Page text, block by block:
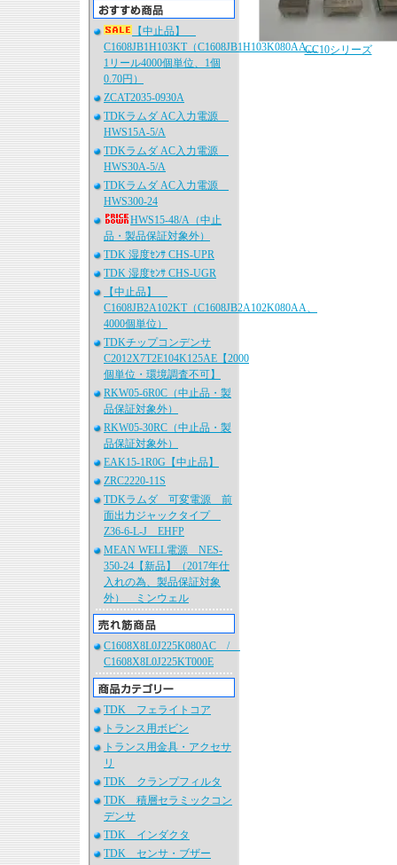
【中止品】
C1608JB1H103KT（C1608JB1H103K080AA、
1リール4000個単位、1個
0.70円）
ZCAT2035-0930A
TDKラムダ AC入力電源
HWS15A-5/A
TDKラムダ AC入力電源
HWS30A-5/A
TDKラムダ AC入力電源
HWS300-24
HWS15-48/A（中止
品・製品保証対象外）
TDK 湿度ｾﾝｻ CHS-UPR
TDK 湿度ｾﾝｻ CHS-UGR
【中止品】
C1608JB2A102KT（C1608JB2A102K080AA、
4000個単位）
TDKチップコンデンサ
C2012X7T2E104K125AE【2000
個単位・環境調査不可】
RKW05-6R0C（中止品・製
品保証対象外）
RKW05-30RC（中止品・製
品保証対象外）
EAK15-1R0G【中止品】
ZRC2220-11S
TDKラムダ 可変電源 前
面出力ジャックタイプ
Z36-6-L-J EHFP
MEAN WELL電源 NES-
350-24【新品】（2017年仕
入れの為、製品保証対象
外） ミンウェル
C1608X8L0J225K080AC /
C1608X8L0J225KT000E
TDK フェライトコア
トランス用ボビン
トランス用金具・アクセサ
リ
TDK クランプフィルタ
TDK 積層セラミックコン
デンサ
TDK インダクタ
TDK センサ・ブザー
CC10シリーズ